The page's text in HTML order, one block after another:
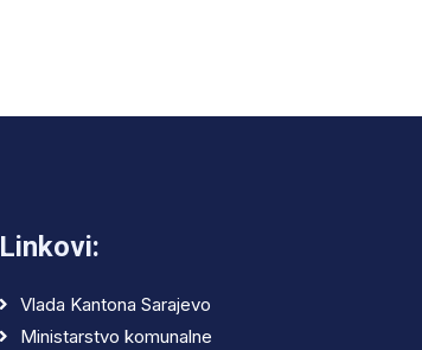
Linkovi:
Vlada Kantona Sarajevo
Ministarstvo komunalne